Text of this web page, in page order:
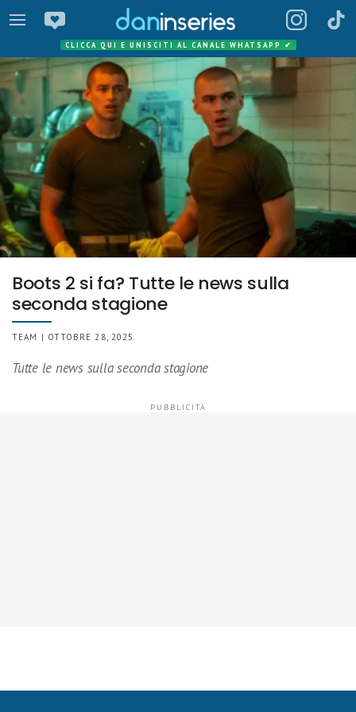
CLICCA QUI E UNISCITI AL CANALE WHATSAPP ✔
Boots 2 si fa? Tutte le news sulla
seconda stagione
TEAM | OTTOBRE 28, 2025
Tutte le news sulla seconda stagione